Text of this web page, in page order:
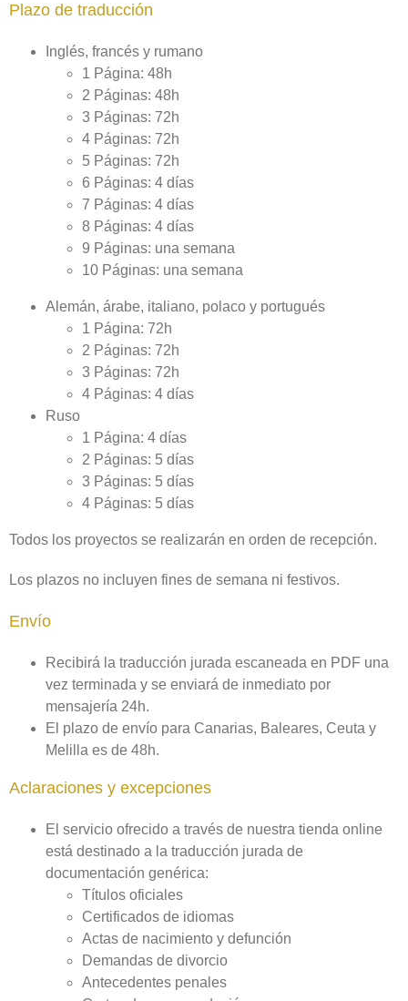
Plazo de traducción
Inglés, francés y rumano
1 Página: 48h
2 Páginas: 48h
3 Páginas: 72h
4 Páginas: 72h
5 Páginas: 72h
6 Páginas: 4 días
7 Páginas: 4 días
8 Páginas: 4 días
9 Páginas: una semana
10 Páginas: una semana
Alemán, árabe, italiano, polaco y portugués
1 Página: 72h
2 Páginas: 72h
3 Páginas: 72h
4 Páginas: 4 días
Ruso
1 Página: 4 días
2 Páginas: 5 días
3 Páginas: 5 días
4 Páginas: 5 días
Todos los proyectos se realizarán en orden de recepción.
Los plazos no incluyen fines de semana ni festivos.
Envío
Recibirá la traducción jurada escaneada en PDF una
vez terminada y se enviará de inmediato por
mensajería 24h.
El plazo de envío para Canarias, Baleares, Ceuta y
Melilla es de 48h.
Aclaraciones y excepciones
El servicio ofrecido a través de nuestra tienda online
está destinado a la traducción jurada de
documentación genérica:
Títulos oficiales
Certificados de idiomas
Actas de nacimiento y defunción
Demandas de divorcio
Antecedentes penales